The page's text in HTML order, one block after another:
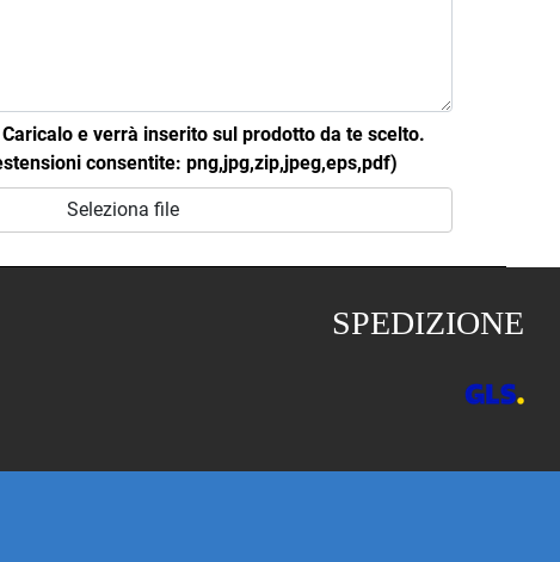
e verrà inserito sul prodotto da te scelto.
consentite: png,jpg,zip,jpeg,eps,pdf)
Seleziona file
SPEDIZIONE